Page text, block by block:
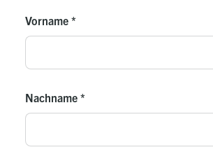
Vorname *
Nachname *